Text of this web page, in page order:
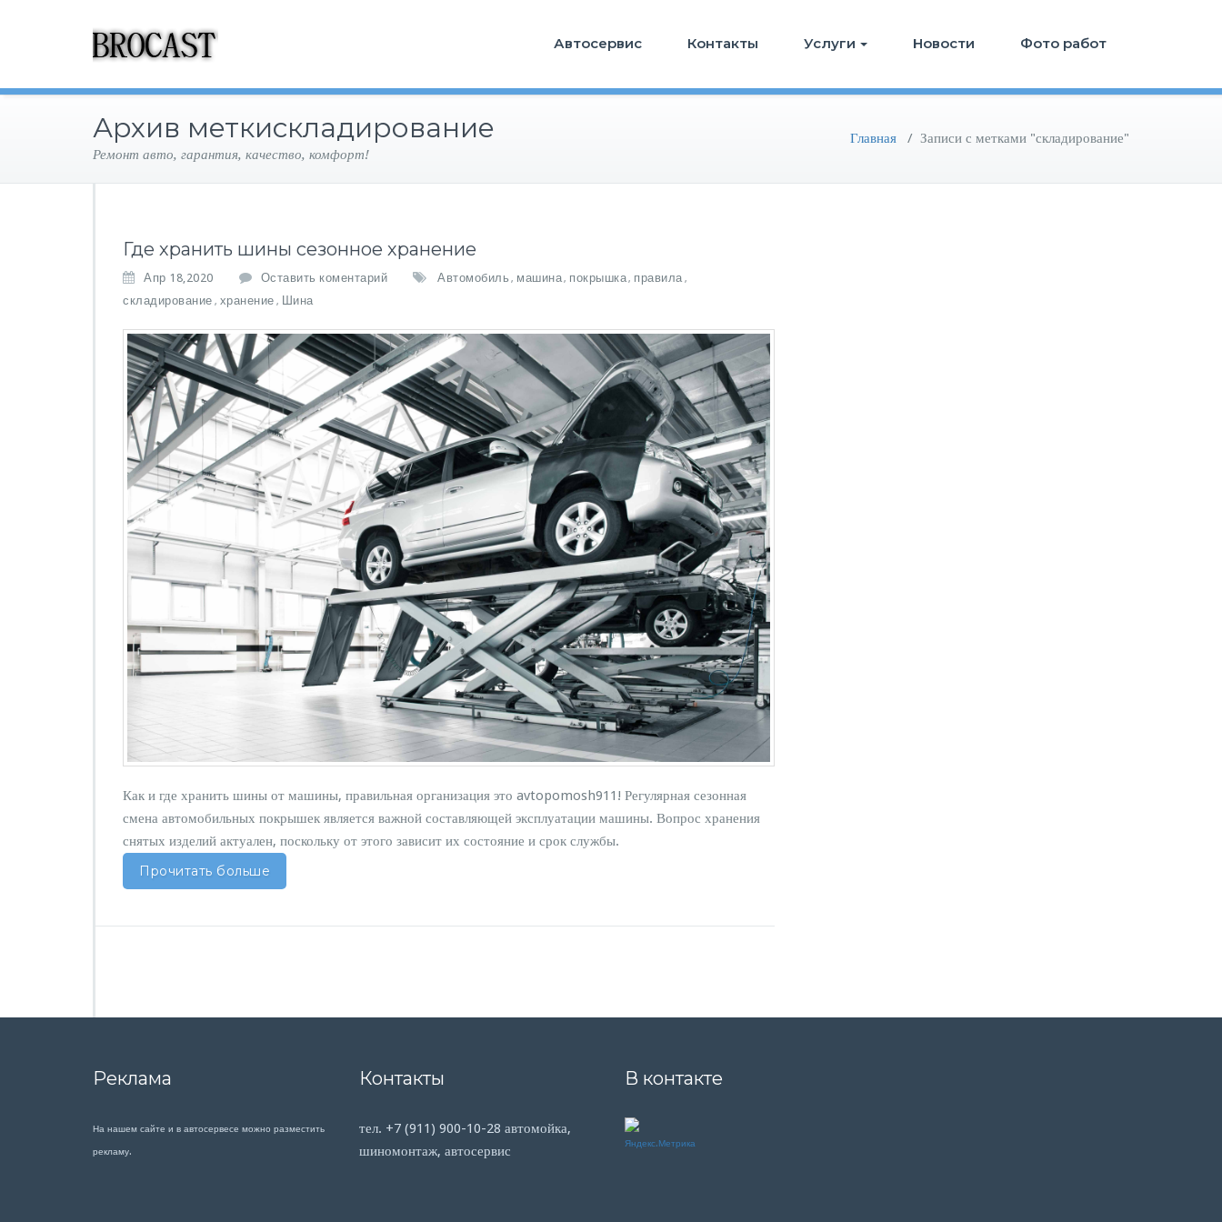
Автосервис Контакты Услуги Новости Фото работ
Архив меткискладирование
Ремонт авто, гарантия, качество, комфорт!
Главная / Записи с метками "складирование"
Где хранить шины сезонное хранение
Апр 18,2020 Оставить коментарий Автомобиль , машина, покрышка, правила ,
складирование , хранение , Шина
Как и где хранить шины от машины, правильная организация это avtopomosh911! Регулярная сезонная
смена автомобильных покрышек является важной составляющей эксплуатации машины. Вопрос хранения
снятых изделий актуален, поскольку от этого зависит их состояние и срок службы.
Прочитать больше
Реклама
На нашем сайте и в автосервесе можно разместить
рекламу.
Контакты
тел. +7 (911) 900-10-28 автомойка,
шиномонтаж, автосервис
В контакте